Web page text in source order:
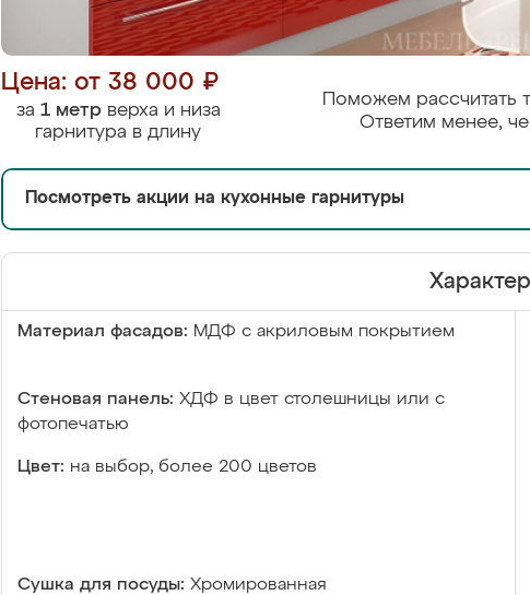
Цена: от 38 000 ₽
за 1 метрверха и низа
гарнитура в длину
Поможем рассчитать
Ответим менее,
Посмотреть акции на кухонные гарнитуры
Материал фасадов: МДФ с акриловым покрытием
Стеновая панель: ХДФ в цвет столешницы или с
фотопечатью
Цвет: на выбор, более 200 цветов
Сушка для посуды: Хромированная